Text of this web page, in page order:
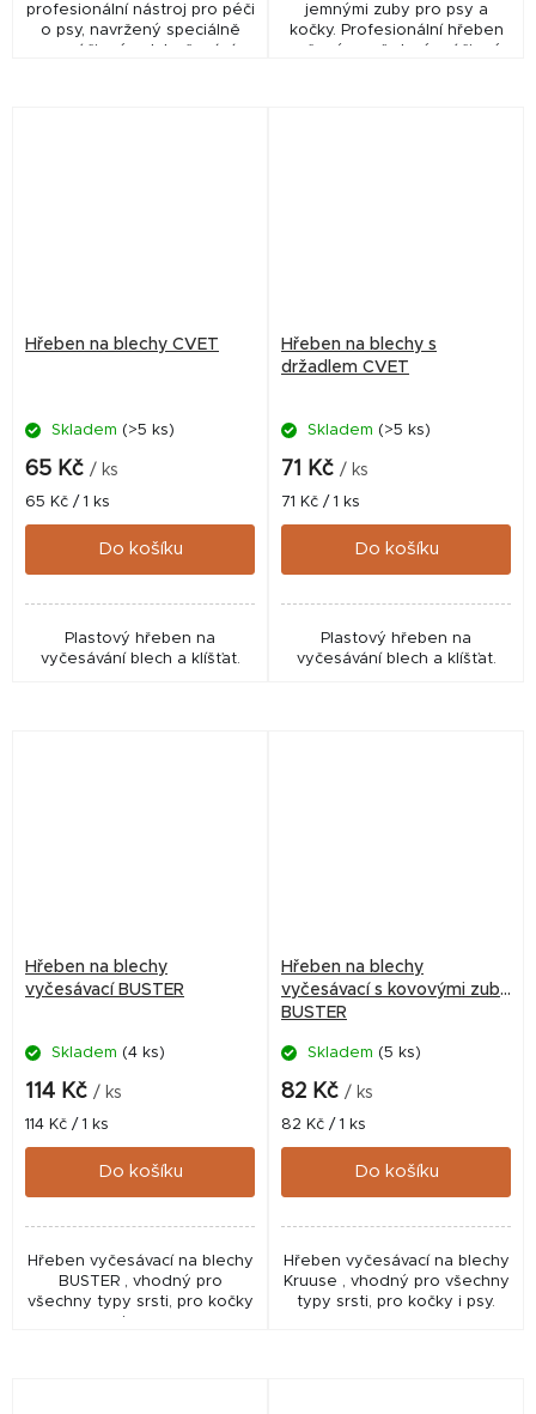
profesionální nástroj pro péči
o psy, navržený speciálně
jemnými zuby pro psy a
kočky. Profesionální hřeben
Hřeben na blechy CVET
Skladem (>5 ks)
65 Kč / ks
Měrná
cena:
65 Kč / 1 ks
Do košíku
Plastový hřeben na
vyčesávání blech a klíšťat.
Hřeben na blechy s
držadlem CVET
Skladem (>5 ks)
71 Kč / ks
Měrná
cena:
71 Kč / 1 ks
Do košíku
Plastový hřeben na
vyčesávání blech a klíšťat.
Hřeben na blechy
vyčesávací BUSTER
Skladem (4 ks)
114 Kč / ks
Měrná
cena:
114 Kč / 1 ks
Do košíku
Hřeben vyčesávací na blechy
BUSTER , vhodný pro
všechny typy srsti, pro kočky
i psy.
Hřeben na blechy
vyčesávací s kovovými zuby
BUSTER
Skladem (5 ks)
82 Kč / ks
Měrná
cena:
82 Kč / 1 ks
Do košíku
Hřeben vyčesávací na blechy
Kruuse , vhodný pro všechny
typy srsti, pro kočky i psy.